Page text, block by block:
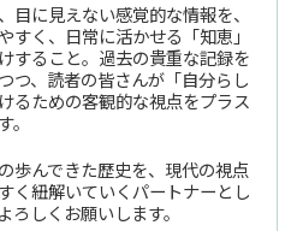
目に見えない感覚的な情報を、
すく、日常に活かせる「知恵」
すること。過去の貴重な記録を
つ、読者の皆さんが「自分らし
るための客観的な視点をプラス
。
歩んできた歴史を、現代の視点
く紐解いていくパートナーとし
ろしくお願いします。